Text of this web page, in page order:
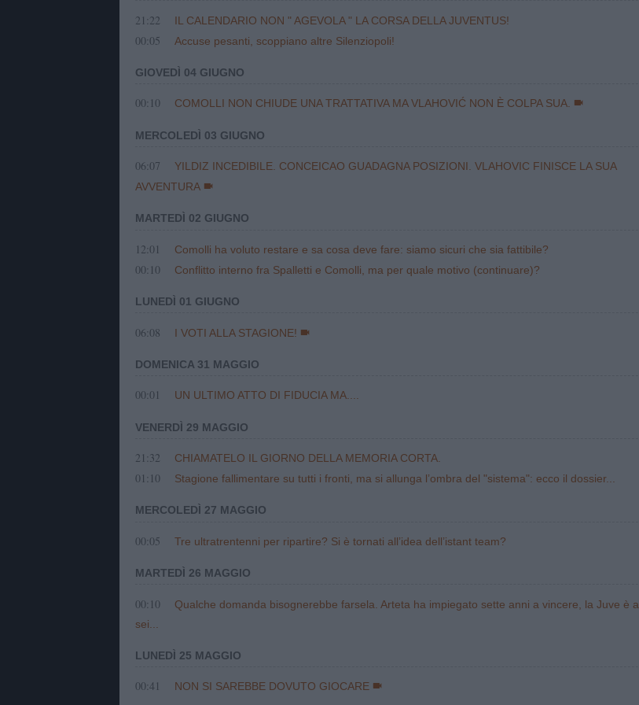
21:22 IL CALENDARIO NON " AGEVOLA " LA CORSA DELLA JUVENTUS!
00:05 Accuse pesanti, scoppiano altre Silenziopoli!
GIOVEDÌ 04 GIUGNO
00:10 COMOLLI NON CHIUDE UNA TRATTATIVA MA VLAHOVIĆ NON È COLPA SUA.
MERCOLEDÌ 03 GIUGNO
06:07
YILDIZ INCEDIBILE. CONCEICAO GUADAGNA POSIZIONI. VLAHOVIC FINISCE LA SUA
AVVENTURA
MARTEDÌ 02 GIUGNO
12:01 Comolli ha voluto restare e sa cosa deve fare: siamo sicuri che sia fattibile?
00:10 Conflitto interno fra Spalletti e Comolli, ma per quale motivo (continuare)?
LUNEDÌ 01 GIUGNO
06:08 I VOTI ALLA STAGIONE!
DOMENICA 31 MAGGIO
00:01 UN ULTIMO ATTO DI FIDUCIA MA....
VENERDÌ 29 MAGGIO
21:32 CHIAMATELO IL GIORNO DELLA MEMORIA CORTA.
01:10 Stagione fallimentare su tutti i fronti, ma si allunga l’ombra del "sistema": ecco il dossier...
MERCOLEDÌ 27 MAGGIO
00:05 Tre ultratrentenni per ripartire? Si è tornati all’idea dell’istant team?
MARTEDÌ 26 MAGGIO
00:10
Qualche domanda bisognerebbe farsela. Arteta ha impiegato sette anni a vincere, la Juve è a
sei...
LUNEDÌ 25 MAGGIO
00:41 NON SI SAREBBE DOVUTO GIOCARE